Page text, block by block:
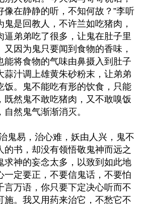
像在静静的听，不知何故？”李听
鬼是回教人，不许兰如吃猪肉，
逼弟弟吃了很多，让鬼在肚子里
因为鬼只要闻到食物的香味，
能将食物的气味由鼻摄入到肚子
蒜汁调上雄黄朱砂粉末，让弟弟
饭。鬼不能吃有形的饮食，只能
既然鬼不敢吃猪肉，又不敢嗅饭
然鬼气渐渐消灭。
鬼易，治心难，妖由人兴，鬼不
的书，却没有领悟敬鬼神而远之
求神的妄念太多，以致到如此地
一定要正，不要信鬼话，不要怕
言万语，你只要下定决心听而不
施。我又用药来治它，不愁它不